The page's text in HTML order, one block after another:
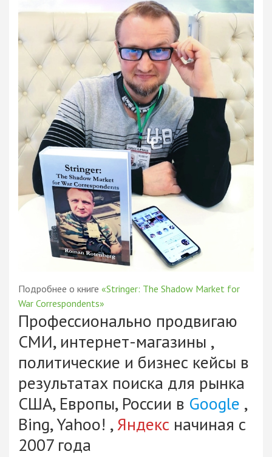
Подробнее о книге «Stringer: The Shadow Market for
War Correspondents»
Профессионально продвигаю
СМИ, интернет-магазины ,
политические и бизнес кейсы в
результатах поиска для рынка
США, Европы, России в Google ,
Bing, Yahoo! ,Яндекс начиная с
2007 года